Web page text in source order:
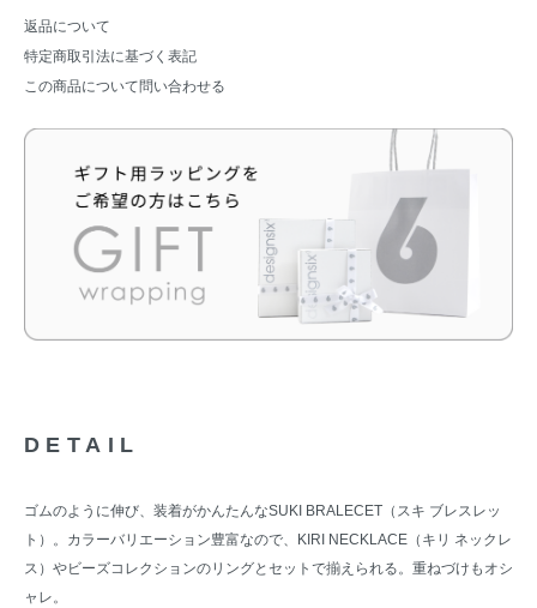
返品について
特定商取引法に基づく表記
この商品について問い合わせる
DETAIL
ゴムのように伸び、装着がかんたんなSUKI BRALECET（スキ ブレスレッ
ト）。カラーバリエーション豊富なので、KIRI NECKLACE（キリ ネックレ
ス）やビーズコレクションのリングとセットで揃えられる。重ねづけもオシ
ャレ。